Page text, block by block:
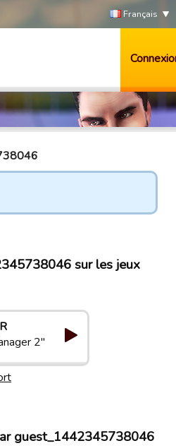
Français
sur les jeux
2"
guest_1442345738046